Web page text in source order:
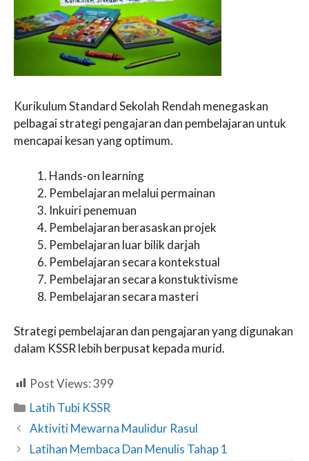
Kurikulum Standard Sekolah Rendah menegaskan
pelbagai strategi pengajaran dan pembelajaran untuk
mencapai kesan yang optimum.
Hands-on learning
Pembelajaran melalui permainan
Inkuiri penemuan
Pembelajaran berasaskan projek
Pembelajaran luar bilik darjah
Pembelajaran secara kontekstual
Pembelajaran secara konstuktivisme
Pembelajaran secara masteri
Strategi pembelajaran dan pengajaran yang digunakan
dalam KSSR lebih berpusat kepada murid.
Post Views:399
Categories
Latih Tubi KSSR
Aktiviti Mewarna Maulidur Rasul
Latihan Membaca Dan Menulis Tahap 1